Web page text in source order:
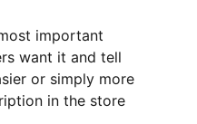
important
want it and tell
or simply more
in the store